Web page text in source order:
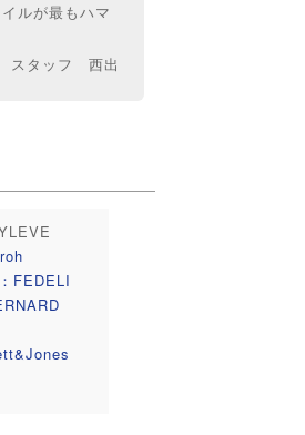
ルが最もハマ
スタッフ 西出
FEDELI